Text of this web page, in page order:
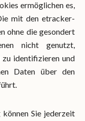
ermöglichen es,
mit den etracker-
ohne die gesondert
nicht genutzt,
zu identifizieren und
Daten über den
Sie jederzeit